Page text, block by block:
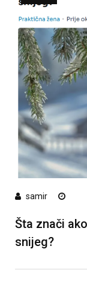
samir
Šta znači
snijeg?